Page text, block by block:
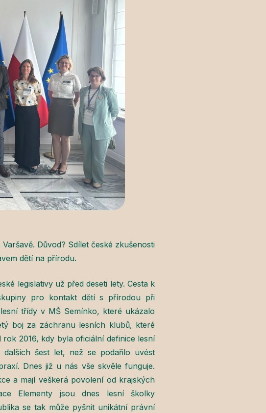
Důvod? Sdílet české zkušenosti
dětí na přírodu.
legislativy už před deseti lety. Cesta k
pro kontakt dětí s přírodou při
třídy v MŠ Semínko, které ukázalo
boj za záchranu lesních klubů, které
2016, kdy byla oficiální definice lesní
šest let, než se podařilo uvést
Dnes již u nás vše skvěle funguje.
a mají veškerá povolení od krajských
Elementy jsou dnes lesní školky
se tak může pyšnit unikátní právní